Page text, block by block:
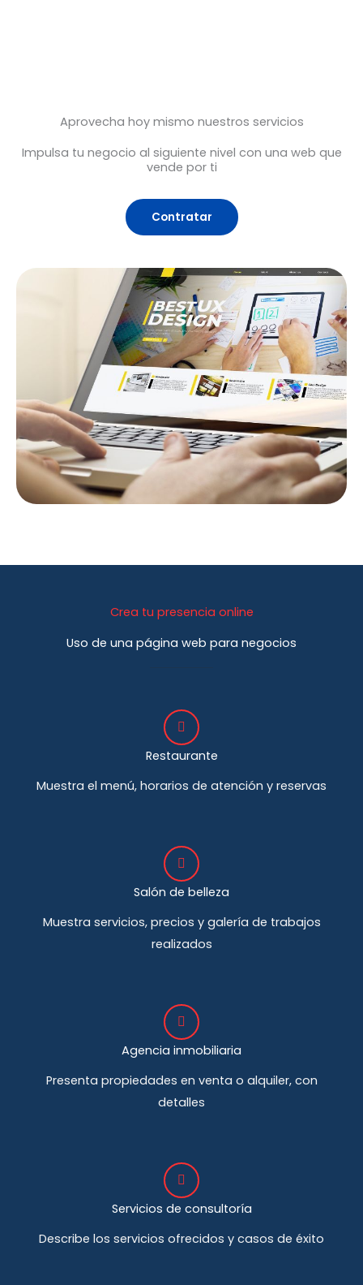
Aprovecha hoy mismo nuestros servicios
Impulsa tu negocio al siguiente nivel con una web que
vende por ti
Contratar
Crea tu presencia online
Uso de una página web para negocios
Restaurante
Muestra el menú, horarios de atención y reservas
Salón de belleza
Muestra servicios, precios y galería de trabajos
realizados
Agencia inmobiliaria
Presenta propiedades en venta o alquiler, con
detalles
Servicios de consultoría
Describe los servicios ofrecidos y casos de éxito